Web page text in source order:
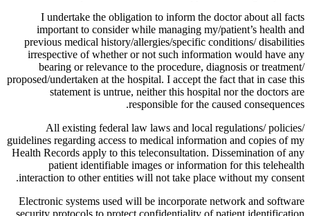
I undertake the obligation to inform the doctor about all facts
important to consider while managing my/patient’s health and
previous medical history/allergies/specific conditions/ disabilities
irrespective of whether or not such information would have any
bearing or relevance to the procedure, diagnosis or treatment/
proposed/undertaken at the hospital. I accept the fact that in case this
statement is untrue, neither this hospital nor the doctors are
responsible for the caused consequences.
All existing federal law laws and local regulations/ policies/
guidelines regarding access to medical information and copies of my
Health Records apply to this teleconsultation. Dissemination of any
patient identifiable images or information for this telehealth
interaction to other entities will not take place without my consent.
Electronic systems used will be incorporate network and software
security protocols to protect confidentiality of patient identification